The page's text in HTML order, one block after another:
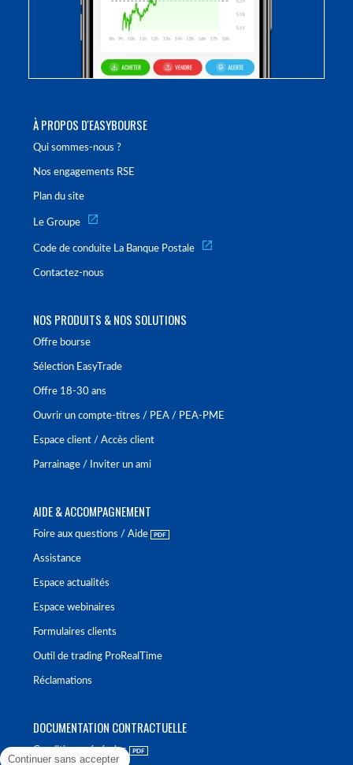
À PROPOS D'EASYBOURSE
Qui sommes-nous ?
Nos engagements RSE
Plan du site
Le Groupe
Code de conduite La Banque Postale
Contactez-nous
NOS PRODUITS & NOS SOLUTIONS
Offre bourse
Sélection EasyTrade
Offre 18-30 ans
Ouvrir un compte-titres / PEA / PEA-PME
Espace client / Accès client
Parrainage / Inviter un ami
AIDE & ACCOMPAGNEMENT
Foire aux questions / Aide
Assistance
Espace actualités
Espace webinaires
Formulaires clients
Outil de trading ProRealTime
Réclamations
DOCUMENTATION CONTRACTUELLE
Conditions générales
Continuer sans accepter